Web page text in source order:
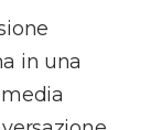
in una